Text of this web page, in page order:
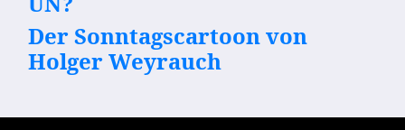
Der Sonntagscartoon von
Holger Weyrauch